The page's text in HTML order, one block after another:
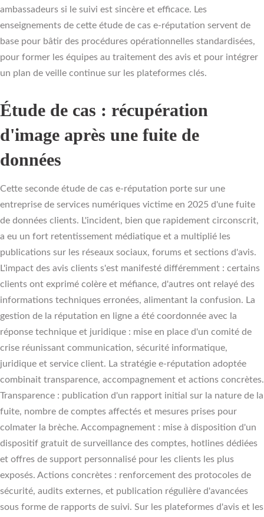
ambassadeurs si le suivi est sincère et efficace. Les
enseignements de cette étude de cas e-réputation servent de
base pour bâtir des procédures opérationnelles standardisées,
pour former les équipes au traitement des avis et pour intégrer
un plan de veille continue sur les plateformes clés.
Étude de cas : récupération
d'image après une fuite de
données
Cette seconde étude de cas e-réputation porte sur une
entreprise de services numériques victime en 2025 d'une fuite
de données clients. L'incident, bien que rapidement circonscrit,
a eu un fort retentissement médiatique et a multiplié les
publications sur les réseaux sociaux, forums et sections d'avis.
L'impact des avis clients s'est manifesté différemment : certains
clients ont exprimé colère et méfiance, d'autres ont relayé des
informations techniques erronées, alimentant la confusion. La
gestion de la réputation en ligne a été coordonnée avec la
réponse technique et juridique : mise en place d'un comité de
crise réunissant communication, sécurité informatique,
juridique et service client. La stratégie e-réputation adoptée
combinait transparence, accompagnement et actions concrètes.
Transparence : publication d'un rapport initial sur la nature de la
fuite, nombre de comptes affectés et mesures prises pour
colmater la brèche. Accompagnement : mise à disposition d'un
dispositif gratuit de surveillance des comptes, hotlines dédiées
et offres de support personnalisé pour les clients les plus
exposés. Actions concrètes : renforcement des protocoles de
sécurité, audits externes, et publication régulière d'avancées
sous forme de rapports de suivi. Sur les plateformes d'avis et les